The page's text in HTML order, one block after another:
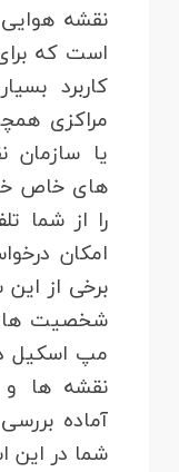
نقشه
است که
کاربرد
مراکزی
یا سازمان
های خاص
را از شما
امکان
برخی از
شخصیت
مپ اسکیل
نقشه ها
آماده
شما در این